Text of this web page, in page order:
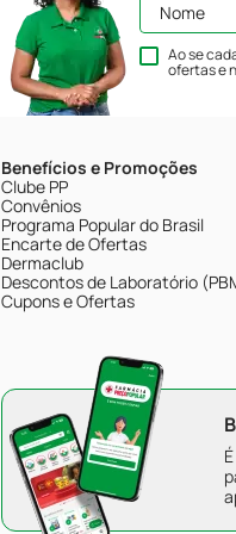
Ao se
ofertas e
Benefícios e Promoções
Clube PP
Convênios
Programa Popular do Brasil
Encarte de Ofertas
Dermaclub
Descontos de Laboratório
Cupons e Ofertas